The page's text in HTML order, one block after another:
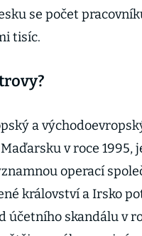
se počet
tisíc.
a
v roce 1995,
operací
království a Irsko
účetního skandálu v